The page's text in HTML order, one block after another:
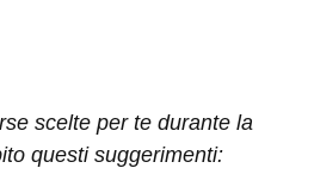
scelte per te durante la
questi suggerimenti: